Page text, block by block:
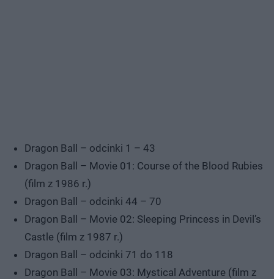
Dragon Ball – odcinki 1 – 43
Dragon Ball – Movie 01: Course of the Blood Rubies
(film z 1986 r.)
Dragon Ball – odcinki 44 – 70
Dragon Ball – Movie 02: Sleeping Princess in Devil’s
Castle (film z 1987 r.)
Dragon Ball – odcinki 71 do 118
Dragon Ball – Movie 03: Mystical Adventure (film z